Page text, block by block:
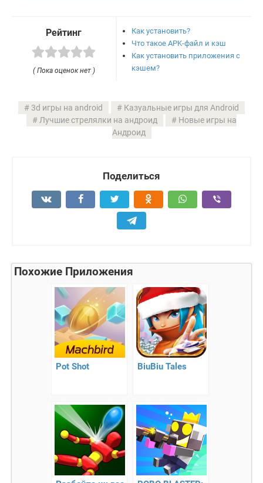
Рейтинг
( Пока оценок нет )
Как установить?
Что такое APK-файл и кэш
Как установить приложения с
кэшем?
3d игры на android
Казуальные игры для Android
Лучшие стрелялки на андроид
Новые игры на
Андроид
Поделиться
Похожие Приложения
Pot Shot BiuBiu Tales